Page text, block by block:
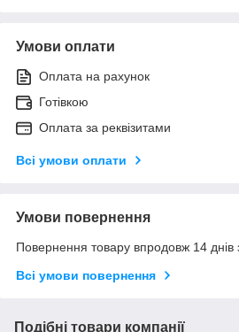
Умови оплати
Оплата на рахунок
Готівкою
Оплата за реквізитами
Всі умови оплати
Умови повернення
Повернення товару впродовж 14 днів
Всі умови повернення
Подібні товари компанії